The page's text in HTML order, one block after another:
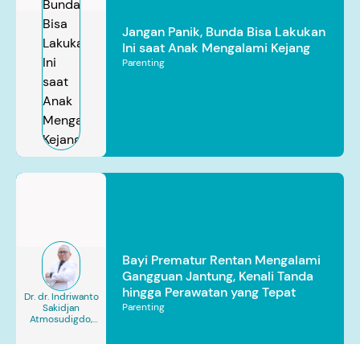
Jangan Panik, Bunda Bisa Lakukan
Ini saat Anak Mengalami Kejang
Parenting
Dr. dr. Indriwanto
Sakidjan
Atmosudigdo,
Bayi Prematur Rentan Mengalami
Gangguan Jantung, Kenali Tanda
hingga Perawatan yang Tepat
Parenting